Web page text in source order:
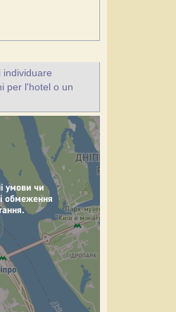
individuare
per l'hotel o un